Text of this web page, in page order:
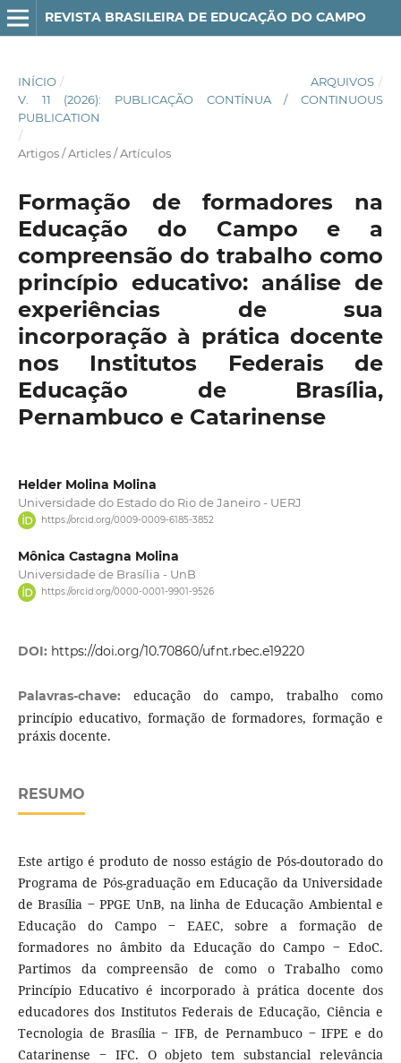
REVISTA BRASILEIRA DE EDUCAÇÃO DO CAMPO
INÍCIO / ARQUIVOS /
V. 11 (2026): PUBLICAÇÃO CONTÍNUA / CONTINUOUS
PUBLICATION
/
Artigos / Articles / Artículos
Formação de formadores na
Educação do Campo e a
compreensão do trabalho como
princípio educativo: análise de
experiências de sua
incorporação à prática docente
nos Institutos Federais de
Educação de Brasília,
Pernambuco e Catarinense
Helder Molina Molina
Universidade do Estado do Rio de Janeiro - UERJ
https://orcid.org/0009-0009-6185-3852
Mônica Castagna Molina
Universidade de Brasília - UnB
https://orcid.org/0000-0001-9901-9526
DOI: https://doi.org/10.70860/ufnt.rbec.e19220
Palavras-chave: educação do campo, trabalho como
princípio educativo, formação de formadores, formação e
práxis docente.
RESUMO
Este artigo é produto de nosso estágio de Pós-doutorado do
Programa de Pós-graduação em Educação da Universidade
de Brasília ‒ PPGE UnB, na linha de Educação Ambiental e
Educação do Campo ‒ EAEC, sobre a formação de
formadores no âmbito da Educação do Campo ‒ EdoC.
Partimos da compreensão de como o Trabalho como
Princípio Educativo é incorporado à prática docente dos
educadores dos Institutos Federais de Educação, Ciência e
Tecnologia de Brasília ‒ IFB, de Pernambuco ‒ IFPE e do
Catarinense ‒ IFC. O objeto tem substancial relevância